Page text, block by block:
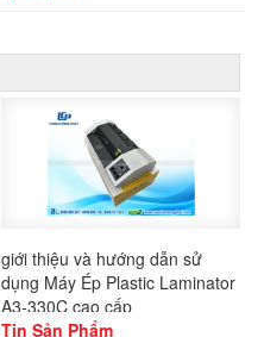
giới thiệu và hướng dẫn sử
dụng Máy Ép Plastic Laminator
A3-330C cao cấp
Tin Sản Phẩm